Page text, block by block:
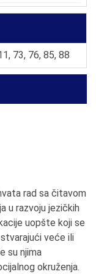
73, 76, 85, 88
rad sa čitavom
u razvoju jezičkih
uopšte koji se
veće ili
su njima
okruženja.